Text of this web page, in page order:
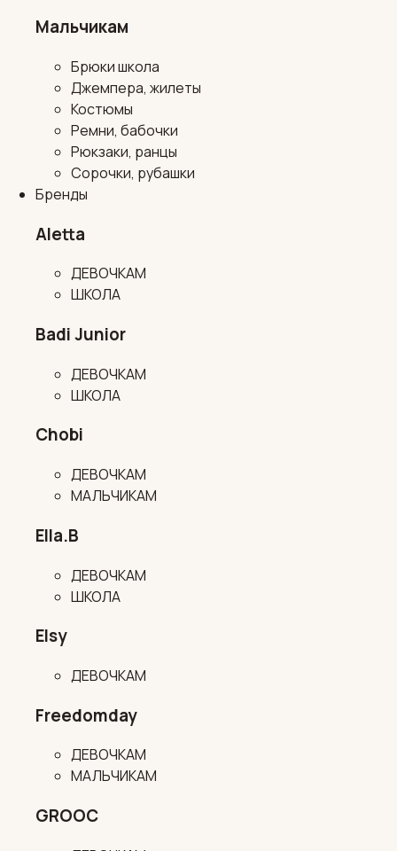
Мальчикам
Брюки школа
Джемпера, жилеты
Костюмы
Ремни, бабочки
Рюкзаки, ранцы
Сорочки, рубашки
Бренды
Aletta
ДЕВОЧКАМ
ШКОЛА
Badi Junior
ДЕВОЧКАМ
ШКОЛА
Chobi
ДЕВОЧКАМ
МАЛЬЧИКАМ
Ella.B
ДЕВОЧКАМ
ШКОЛА
Elsy
ДЕВОЧКАМ
Freedomday
ДЕВОЧКАМ
МАЛЬЧИКАМ
GROOC